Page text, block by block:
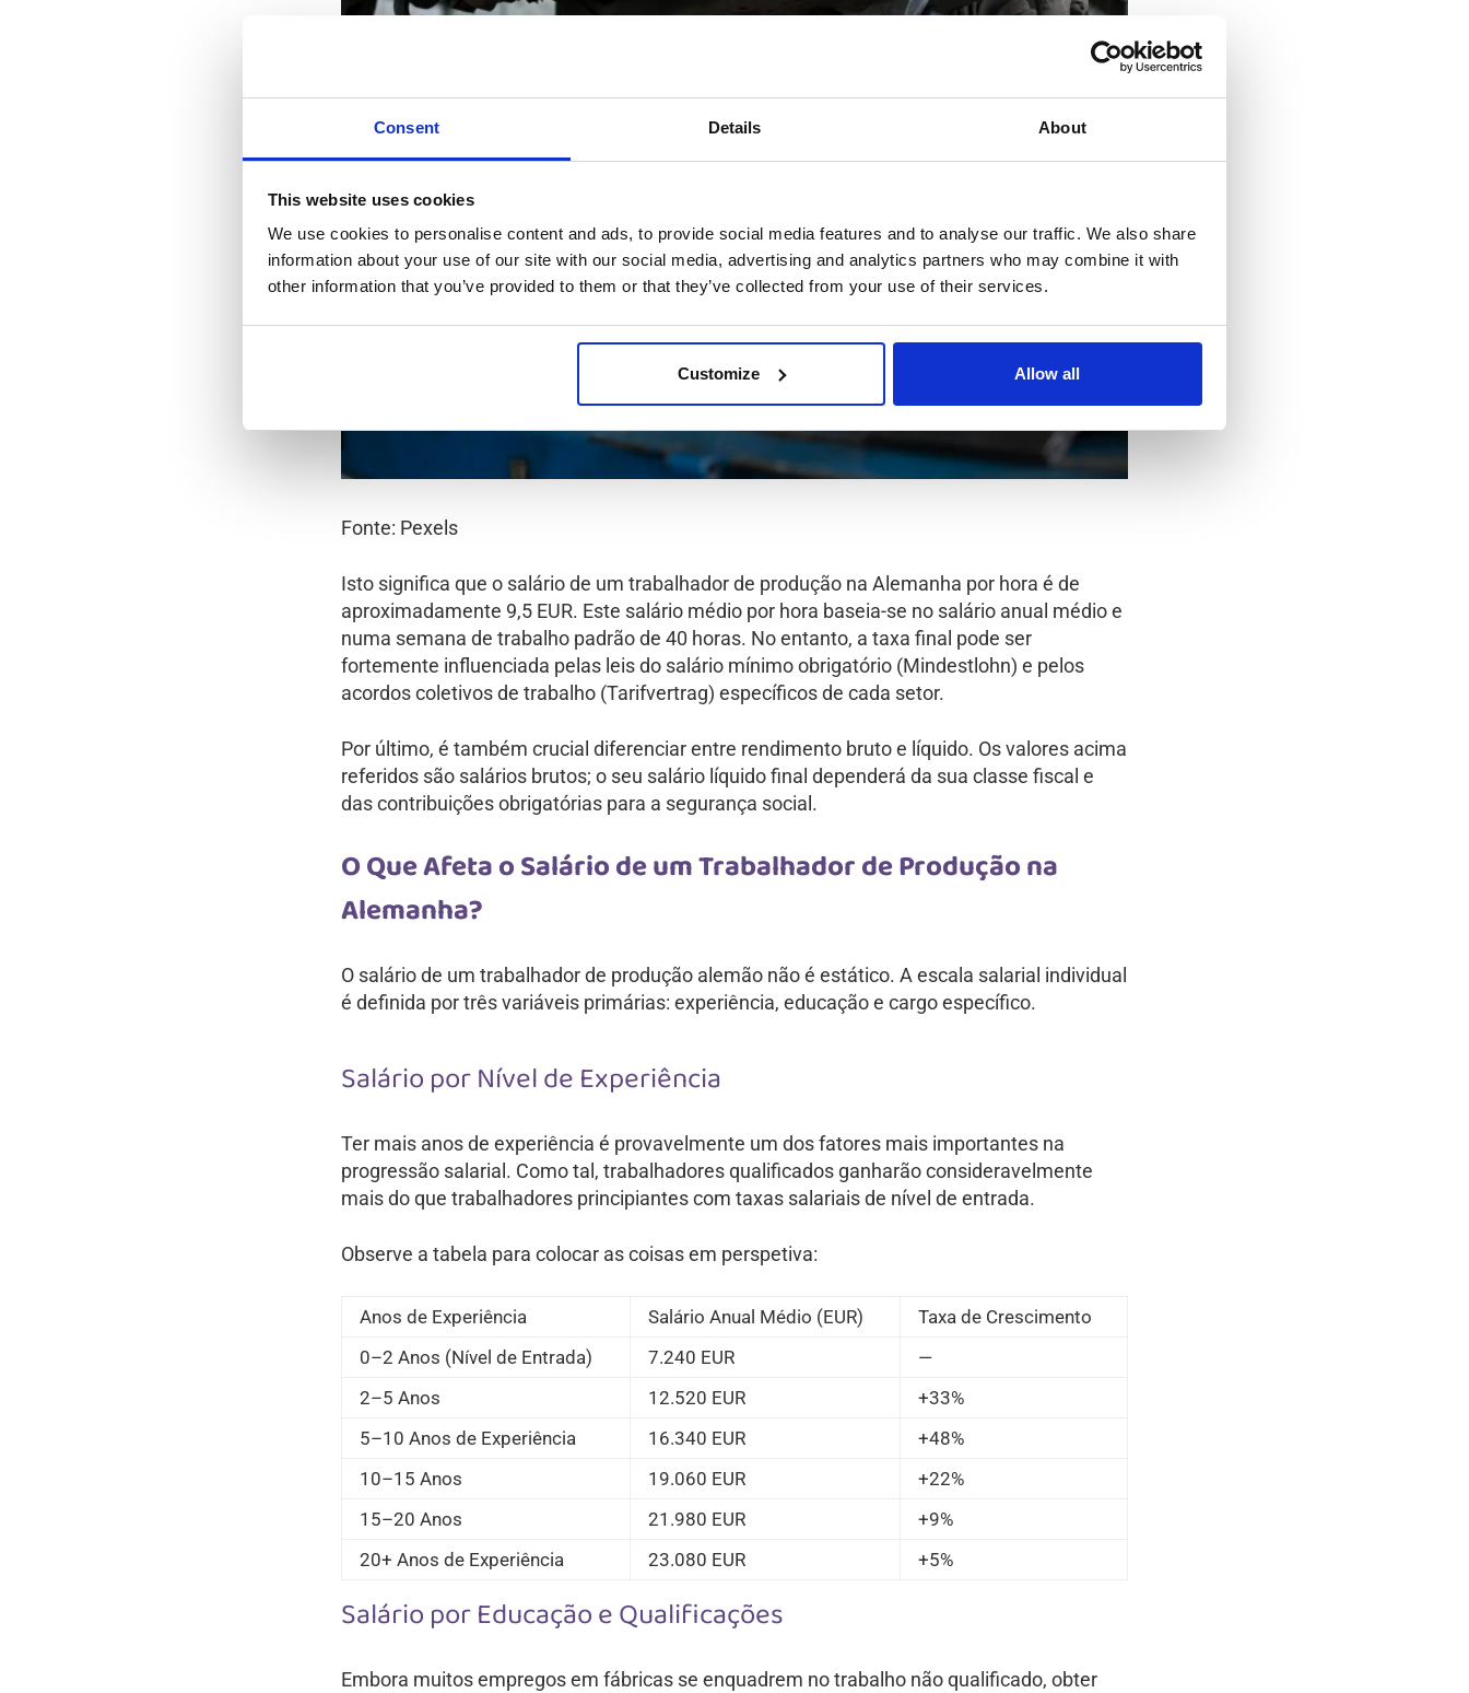
Consent Details About
This website uses cookies
We use cookies to personalise content and ads, to provide social media features and to analyse our traffic. We also share
information about your use of our site with our social media, advertising and analytics partners who may combine it with
other information that you’ve provided to them or that they’ve collected from your use of their services.
Customize Allow all
Fonte: Pexels
Isto significa que o salário de um trabalhador de produção na Alemanha por hora é de
aproximadamente 9,5 EUR. Este salário médio por hora baseia-se no salário anual médio e
numa semana de trabalho padrão de 40 horas. No entanto, a taxa final pode ser
fortemente influenciada pelas leis do salário mínimo obrigatório (Mindestlohn) e pelos
acordos coletivos de trabalho (Tarifvertrag) específicos de cada setor.
Por último, é também crucial diferenciar entre rendimento bruto e líquido. Os valores acima
referidos são salários brutos; o seu salário líquido final dependerá da sua classe fiscal e
das contribuições obrigatórias para a segurança social.
O Que Afeta o Salário de um Trabalhador de Produção na
Alemanha?
O salário de um trabalhador de produção alemão não é estático. A escala salarial individual
é definida por três variáveis primárias: experiência, educação e cargo específico.
Salário por Nível de Experiência
Ter mais anos de experiência é provavelmente um dos fatores mais importantes na
progressão salarial. Como tal, trabalhadores qualificados ganharão consideravelmente
mais do que trabalhadores principiantes com taxas salariais de nível de entrada.
Observe a tabela para colocar as coisas em perspetiva:
Anos de Experiência Salário Anual Médio (EUR)
Taxa de Crescimento
0–2 Anos (Nível de Entrada)
7.240 EUR
—
2–5 Anos
12.520 EUR
+33%
5–10 Anos de Experiência
16.340 EUR
+48%
10–15 Anos
19.060 EUR
+22%
15–20 Anos
21.980 EUR
+9%
20+ Anos de Experiência
23.080 EUR +5%
Salário por Educação e Qualificações
Embora muitos empregos em fábricas se enquadrem no trabalho não qualificado, obter